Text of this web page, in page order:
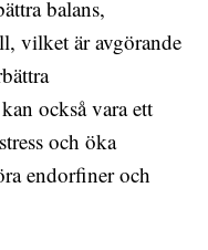
balans,
vilket är avgörande
också vara ett
och öka
endorfiner och